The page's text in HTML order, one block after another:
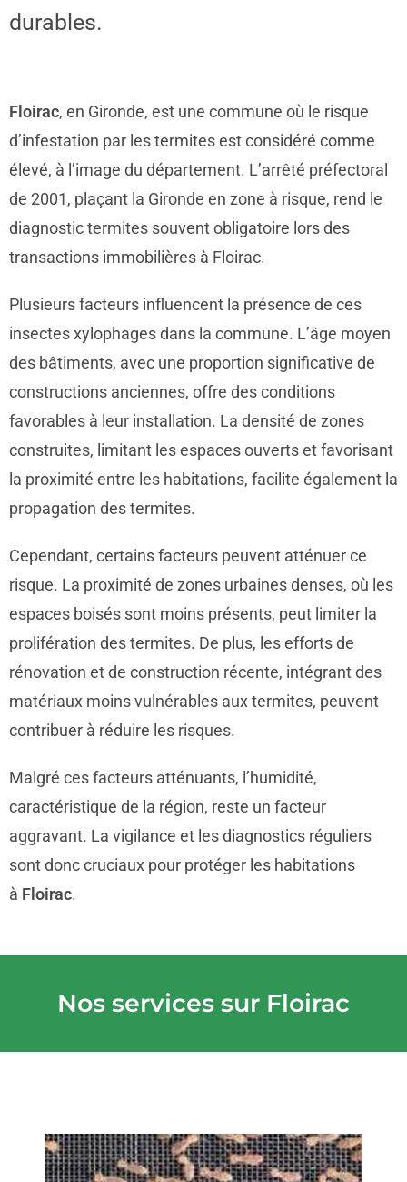
durables.
Floirac, en Gironde, est une commune où le risque
d’infestation par les termites est considéré comme
élevé, à l’image du département. L’arrêté préfectoral
de 2001, plaçant la Gironde en zone à risque, rend le
diagnostic termites souvent obligatoire lors des
transactions immobilières à Floirac.
Plusieurs facteurs influencent la présence de ces
insectes xylophages dans la commune. L’âge moyen
des bâtiments, avec une proportion significative de
constructions anciennes, offre des conditions
favorables à leur installation. La densité de zones
construites, limitant les espaces ouverts et favorisant
la proximité entre les habitations, facilite également la
propagation des termites.
Cependant, certains facteurs peuvent atténuer ce
risque. La proximité de zones urbaines denses, où les
espaces boisés sont moins présents, peut limiter la
prolifération des termites. De plus, les efforts de
rénovation et de construction récente, intégrant des
matériaux moins vulnérables aux termites, peuvent
contribuer à réduire les risques.
Malgré ces facteurs atténuants, l’humidité,
caractéristique de la région, reste un facteur
aggravant. La vigilance et les diagnostics réguliers
sont donc cruciaux pour protéger les habitations
à Floirac.
Nos services sur Floirac